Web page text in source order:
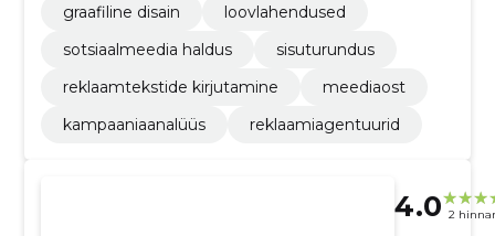
graafiline disain
loovlahendused
sotsiaalmeedia haldus
sisuturundus
reklaamtekstide kirjutamine
meediaost
kampaaniaanalüüs
reklaamiagentuurid
4.0 2